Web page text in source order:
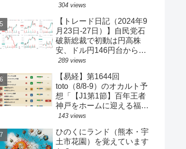
り上昇・ドル買い、ダウと
円149円台【ゆるゆる投機
339】
304 views
【トレード日記（2024年9
月23日-27日）】自民党石
破新総裁で初動は円高株
安、ドル円146円台から一
気に142円台へ【ゆるゆる
289 views
【易経】第1644回
toto（8/8-9）のオカルト予
想「【J1第1節】百年王者
神戸をホームに迎える福岡
がまさかの…？！【J2第1
ルサ安部は？」
143 views
ひのくにランド（熊本・宇
土市花園）を覚えています